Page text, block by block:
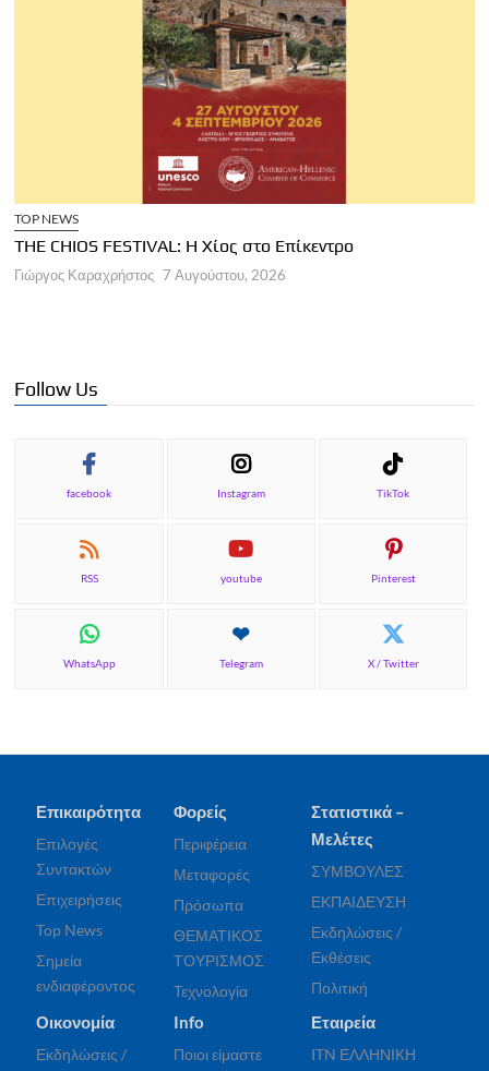
TOP NEWS
THE CHIOS FESTIVAL: Η Χίος στο Επίκεντρο
Γιώργος Καραχρήστος 7 Αυγούστου, 2026
Follow Us
facebook Instagram TikTok
RSS youtube Pinterest
WhatsApp Telegram X / Twitter
Επικαιρότητα
Επιλογές
Συντακτών
Επιχειρήσεις
Top News
Σημεία
ενδιαφέροντος
Φορείς
Περιφέρεια
Μεταφορές
Πρόσωπα
ΘΕΜΑΤΙΚΟΣ
ΤΟΥΡΙΣΜΟΣ
Τεχνολογία
Στατιστικά –
Μελέτες
ΣΥΜΒΟΥΛΕΣ
ΕΚΠΑΙΔΕΥΣΗ
Εκδηλώσεις /
Εκθέσεις
Πολιτική
Οικονομία
Εκδηλώσεις /
Info
Ποιοι είμαστε
Εταιρεία
ITN ΕΛΛΗΝΙΚΗ